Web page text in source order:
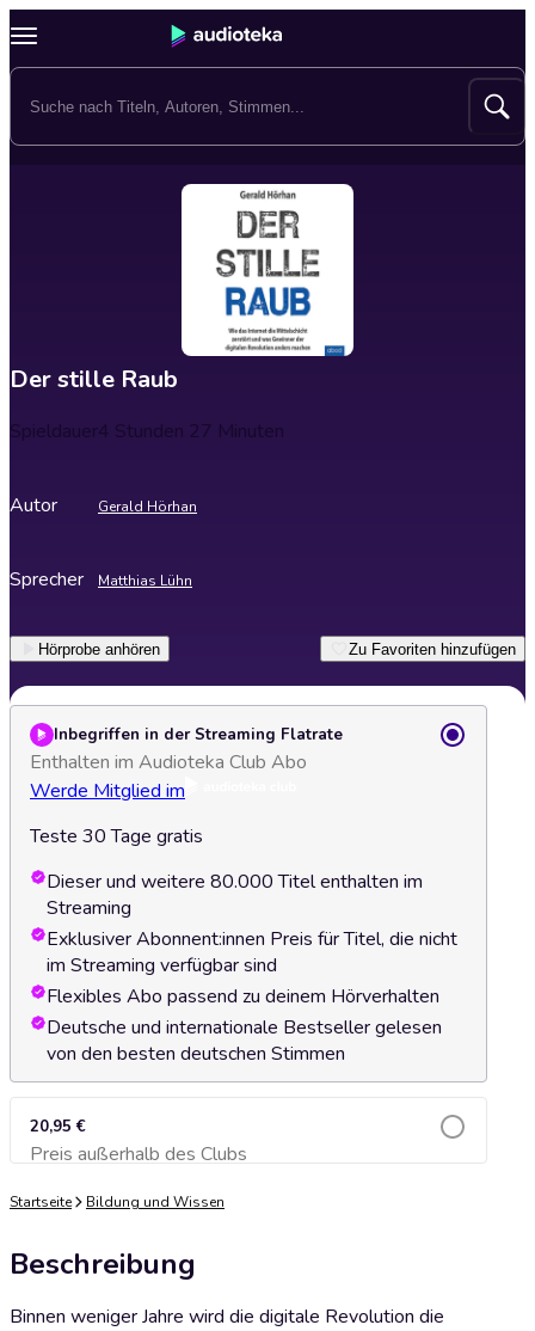
Der stille Raub
Spieldauer4 Stunden 27 Minuten
Autor Gerald Hörhan
Sprecher Matthias Lühn
Hörprobe anhören Zu Favoriten hinzufügen
Inbegriffen in der Streaming Flatrate
Enthalten im Audioteka Club Abo
Werde Mitglied im
Teste 30 Tage gratis
Dieser und weitere 80.000 Titel enthalten im
Streaming
Exklusiver Abonnent:innen Preis für Titel, die nicht
im Streaming verfügbar sind
Flexibles Abo passend zu deinem Hörverhalten
Deutsche und internationale Bestseller gelesen
von den besten deutschen Stimmen
20,95 €
Preis außerhalb des ClubsZum Warenkorb hinzufügen
Startseite Bildung und Wissen
Beschreibung
Binnen weniger Jahre wird die digitale Revolution die